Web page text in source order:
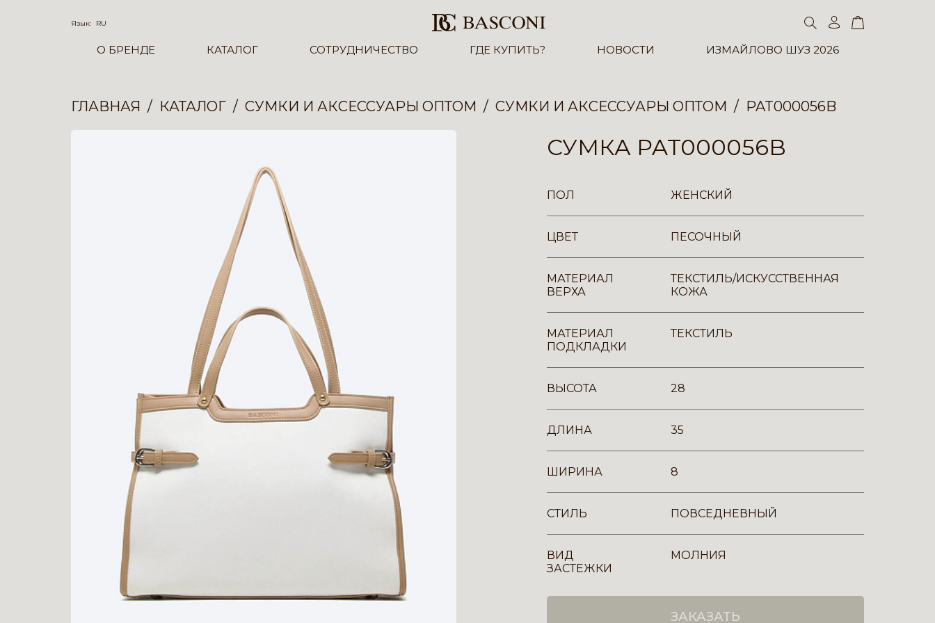
Язык: RU
О БРЕНДЕ КАТАЛОГ СОТРУДНИЧЕСТВО ГДЕ КУПИТЬ? НОВОСТИ ИЗМАЙЛОВО ШУЗ 2026
ГЛАВНАЯ КАТАЛОГ СУМКИ И АКСЕССУАРЫ ОПТОМ СУМКИ И АКСЕССУАРЫ ОПТОМ PAT000056B
СУМКА PAT000056B
ПОЛ ЖЕНСКИЙ
ЦВЕТ ПЕСОЧНЫЙ
МАТЕРИАЛ
ВЕРХА
ТЕКСТИЛЬ/ИСКУССТВЕННАЯ
КОЖА
МАТЕРИАЛ
ПОДКЛАДКИ
ТЕКСТИЛЬ
ВЫСОТА 28
ДЛИНА 35
ШИРИНА 8
СТИЛЬ ПОВСЕДНЕВНЫЙ
ВИД
ЗАСТЕЖКИ
МОЛНИЯ
ЗАКАЗАТЬ